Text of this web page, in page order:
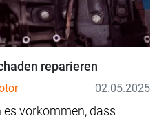
reparieren
02.05.2025
vorkommen, dass